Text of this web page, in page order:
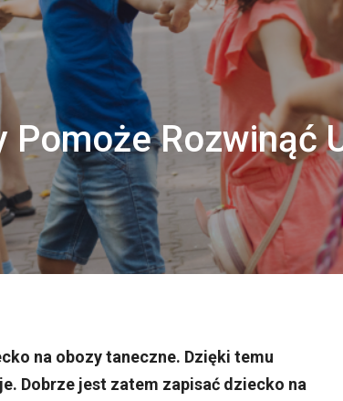
Pomoże Rozwinąć
na obozy taneczne. Dzięki temu
Dobrze jest zatem zapisać dziecko na